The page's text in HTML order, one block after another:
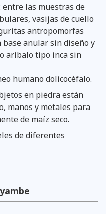
entre las muestras de
vasijas de cuello
antropomorfas
anular sin diseño y
aríbalo tipo inca sin
humano dolicocéfalo.
en piedra están
manos y metales para
de maíz seco.
de diferentes